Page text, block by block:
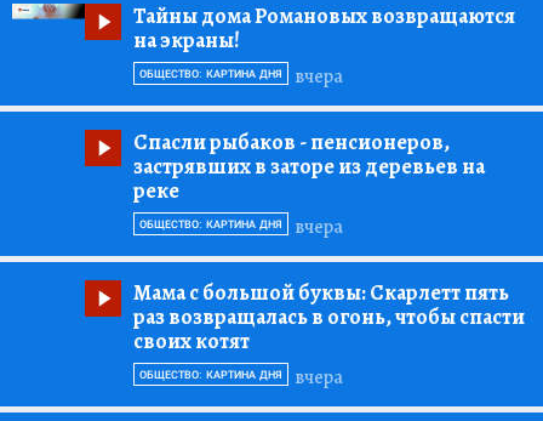
Тайны дома Романовых возвращаются
на экраны!
вчера
ОБЩЕСТВО: КАРТИНА ДНЯ
Спасли рыбаков - пенсионеров,
застрявших в заторе из деревьев на
реке
вчера
ОБЩЕСТВО: КАРТИНА ДНЯ
Мама с большой буквы:Скарлетт пять
раз возвращалась в огонь, чтобы спасти
своих котят
вчера
ОБЩЕСТВО: КАРТИНА ДНЯ